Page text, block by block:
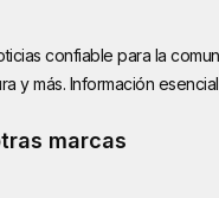
confiable para la
y más. Información
marcas